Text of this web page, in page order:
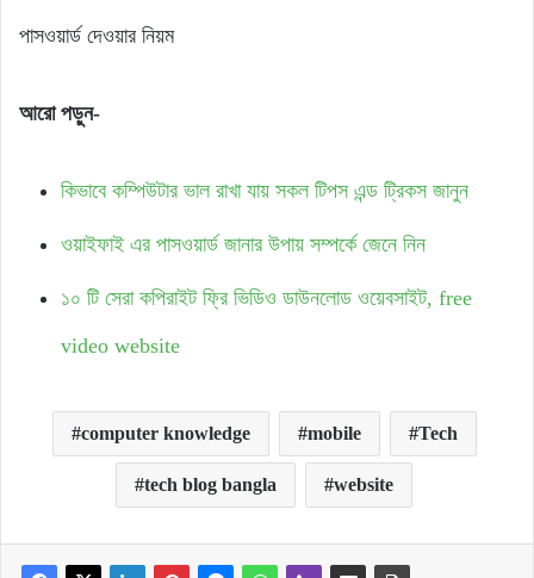
পাসওয়ার্ড দেওয়ার নিয়ম
আরো পড়ুন-
কিভাবে কম্পিউটার ভাল রাখা যায় সকল টিপস এন্ড ট্রিকস জানুন
ওয়াইফাই এর পাসওয়ার্ড জানার উপায় সম্পর্কে জেনে নিন
১০ টি সেরা কপিরাইট ফ্রি ভিডিও ডাউনলোড ওয়েবসাইট, free
video website
computer knowledge mobile Tech
tech blog bangla website